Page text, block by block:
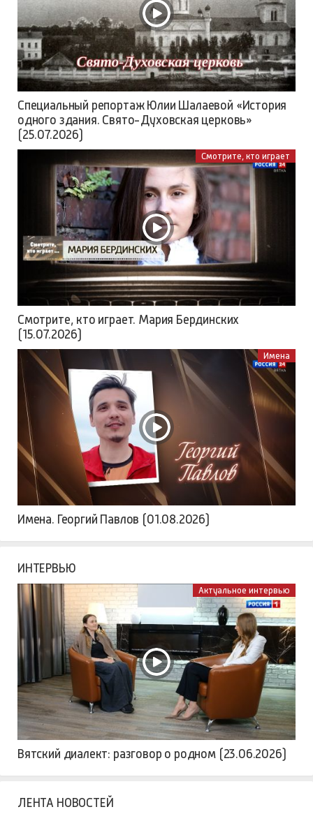
Специальный репортаж Юлии Шалаевой «История
одного здания. Свято-Духовская церковь»
(25.07.2026)
Смотрите, кто играет
Смотрите, кто играет. Мария Бердинских
(15.07.2026)
Имена
Имена. Георгий Павлов (01.08.2026)
ИНТЕРВЬЮ
Актуальное интервью
Вятский диалект: разговор о родном (23.06.2026)
ЛЕНТА НОВОСТЕЙ